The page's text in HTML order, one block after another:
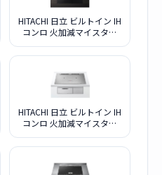
HITACHI 日立 ビルトイン IH
コンロ 火加減マイスター
ブラック
HITACHI 日立 ビルトイン IH
コンロ 火加減マイスター
ムシルバー